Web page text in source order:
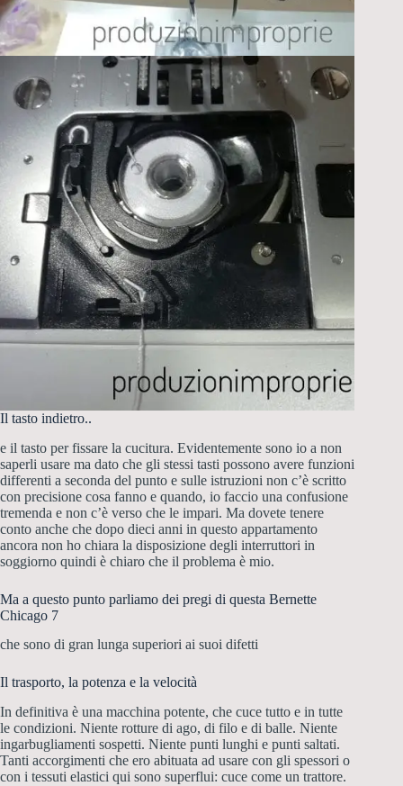
Il tasto indietro..
e il tasto per fissare la cucitura. Evidentemente sono io a non
saperli usare ma dato che gli stessi tasti possono avere funzioni
differenti a seconda del punto e sulle istruzioni non c’è scritto
con precisione cosa fanno e quando, io faccio una confusione
tremenda e non c’è verso che le impari. Ma dovete tenere
conto anche che dopo dieci anni in questo appartamento
ancora non ho chiara la disposizione degli interruttori in
soggiorno quindi è chiaro che il problema è mio.
Ma a questo punto parliamo dei pregi di questa Bernette
Chicago 7
che sono di gran lunga superiori ai suoi difetti
Il trasporto, la potenza e la velocità
In definitiva è una macchina potente, che cuce tutto e in tutte
le condizioni. Niente rotture di ago, di filo e di balle. Niente
ingarbugliamenti sospetti. Niente punti lunghi e punti saltati.
Tanti accorgimenti che ero abituata ad usare con gli spessori o
con i tessuti elastici qui sono superflui: cuce come un trattore.